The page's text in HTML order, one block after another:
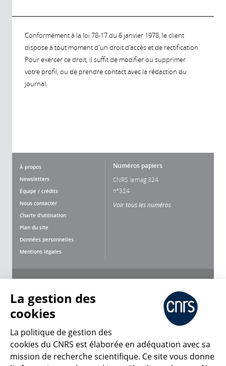
Conformément à la loi 78-17 du 6 janvier 1978, le client
dispose à tout moment d'un droit d'accès et de rectification.
Pour exercer ce droit, il suffit de modifier ou supprimer
votre profil, ou de prendre contact avec la rédaction du
journal.
À propos
Newsletters
Équipe / crédits
Nous contacter
Charte d'utilisation
Plan du site
Données personnelles
Mentions légales
Numéros papiers
CNRS lemag 324
n°324
Voir tous les numéros
CNRS Le Mag
La gestion des
cookies
La politique de gestion des
cookies du CNRS est élaborée en adéquation avec sa
mission de recherche scientifique. Ce site vous donne